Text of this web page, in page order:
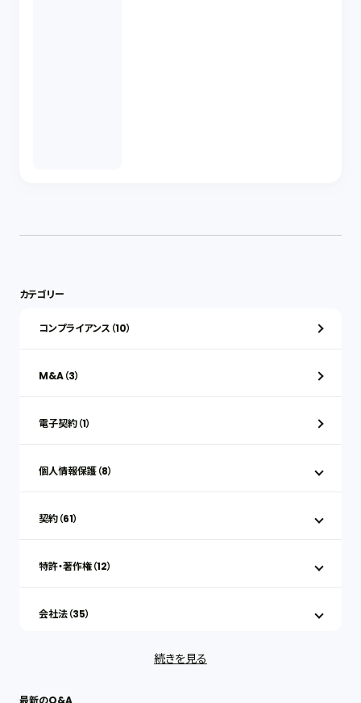
カテゴリー
コンプライアンス（10）
M&A（3）
電子契約（1）
個人情報保護（8）
契約（61）
特許・著作権（12）
会社法（35）
続きを見る
最新のQ&A